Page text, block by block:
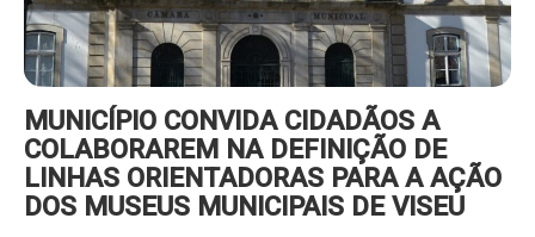
MUNICÍPIO CONVIDA CIDADÃOS A
COLABORAREM NA DEFINIÇÃO DE
LINHAS ORIENTADORAS PARA A AÇÃO
DOS MUSEUS MUNICIPAIS DE VISEU